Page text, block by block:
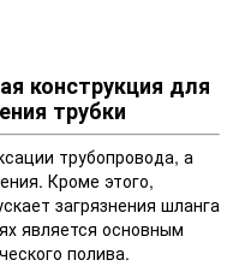
конструкция для
трубки
трубопровода, а
Кроме этого,
загрязнения шланга
является основным
полива.